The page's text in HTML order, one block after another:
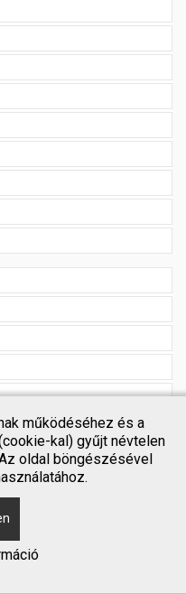
működéséhez és a
kal) gyűjt névtelen
oldal böngészésével